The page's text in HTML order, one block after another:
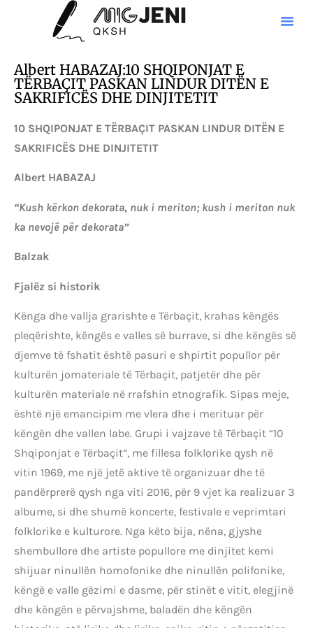
Albert HABAZAJ:10 SHQIPONJAT E
TËRBAÇIT PASKAN LINDUR DITËN E
SAKRIFICËS DHE DINJITETIT
10 SHQIPONJAT E TËRBAÇIT PASKAN LINDUR DITËN E
SAKRIFICËS DHE DINJITETIT
Albert HABAZAJ
“Kush kërkon dekorata, nuk i meriton; kush i meriton nuk
ka nevojë për dekorata”
Balzak
Fjalëz si historik
Kënga dhe vallja grarishte e Tërbaçit, krahas këngës
pleqërishte, këngës e valles së burrave, si dhe këngës së
djemve të fshatit është pasuri e shpirtit popullor për
kulturën jomateriale të Tërbaçit, patjetër dhe për
kulturën materiale në rrafshin etnografik. Sipas meje,
është një emancipim me vlera dhe i merituar për
këngën dhe vallen labe. Grupi i vajzave të Tërbaçit “10
Shqiponjat e Tërbaçit”, me fillesa folklorike qysh në
vitin 1969, me një jetë aktive të organizuar dhe të
pandërprerë qysh nga viti 2016, për 9 vjet ka realizuar 3
albume, si dhe shumë koncerte, festivale e veprimtari
folklorike e kulturore. Nga këto bija, nëna, gjyshe
shembullore dhe artiste popullore me dinjitet kemi
shijuar ninullën homofonike dhe ninullën polifonike,
këngë e valle gëzimi e dasme, për stinët e vitit, elegjinë
dhe këngën e përvajshme, baladën dhe këngën